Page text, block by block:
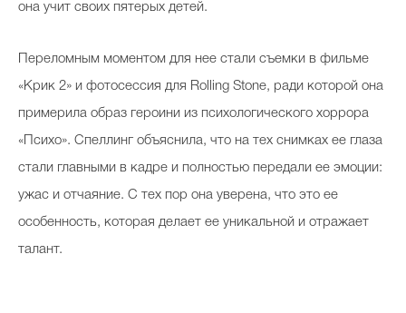
она учит своих пятерых детей.
Переломным моментом для нее стали съемки в фильме
«Крик 2» и фотосессия для Rolling Stone, ради которой она
примерила образ героини из психологического хоррора
«Психо». Спеллинг объяснила, что на тех снимках ее глаза
стали главными в кадре и полностью передали ее эмоции:
ужас и отчаяние. С тех пор она уверена, что это ее
особенность, которая делает ее уникальной и отражает
талант.